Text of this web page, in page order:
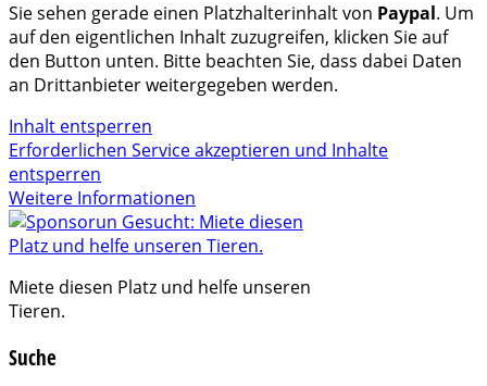
Sie sehen gerade einen Platzhalterinhalt von Paypal. Um
auf den eigentlichen Inhalt zuzugreifen, klicken Sie auf
den Button unten. Bitte beachten Sie, dass dabei Daten
an Drittanbieter weitergegeben werden.
Inhalt entsperren
Erforderlichen Service akzeptieren und Inhalte
entsperren
Weitere Informationen
Miete diesen Platz und helfe unseren
Tieren.
Suche